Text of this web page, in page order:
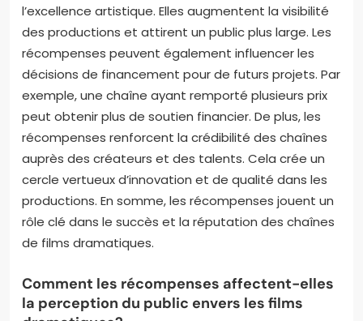
Pourquoi les récompenses sont-
elles importantes pour les
chaînes de films dramatiques?
Les récompenses sont importantes pour les chaînes
de films dramatiques car elles reconnaissent
l’excellence artistique. Elles augmentent la visibilité
des productions et attirent un public plus large. Les
récompenses peuvent également influencer les
décisions de financement pour de futurs projets. Par
exemple, une chaîne ayant remporté plusieurs prix
récompenses renforcent la crédibilité des chaînes
auprès des créateurs et des talents. Cela crée un